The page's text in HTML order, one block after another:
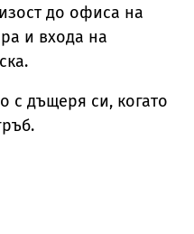
до офиса на
и входа на
с дъщеря си, когато